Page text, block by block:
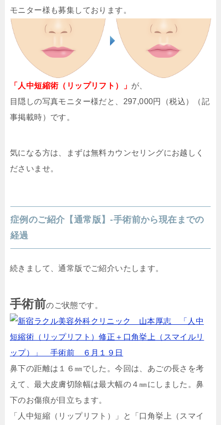
モニター様も募集しております。
「人中短縮術（リップリフト）」 が、
目隠しの写真モニター様だと、297,000円（税込）（記
事掲載時）です。
気になる方は、まずは無料カウンセリングにお越しく
ださいませ。
症例のご紹介【通常版】-手術前から現在までの
経過
続きまして、通常版でご紹介いたします。
手術前のご状態です。
鼻下の距離は１６㎜でした。今回は、あごの長さを考
えて、最大皮膚切除幅は最大幅の４㎜にしました。鼻
下のお傷痕が目立ちます。
「人中短縮（リップリフト）」と「口角挙上（スマイ